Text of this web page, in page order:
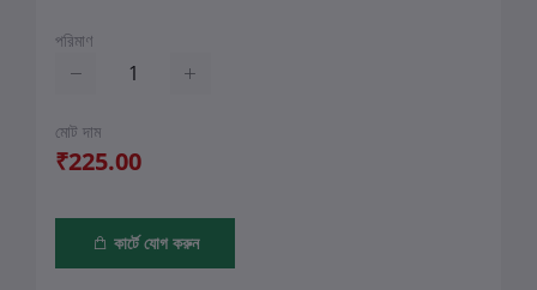
পরিমাণ
মোট দাম
₹225.00
কার্টে যোগ করুন